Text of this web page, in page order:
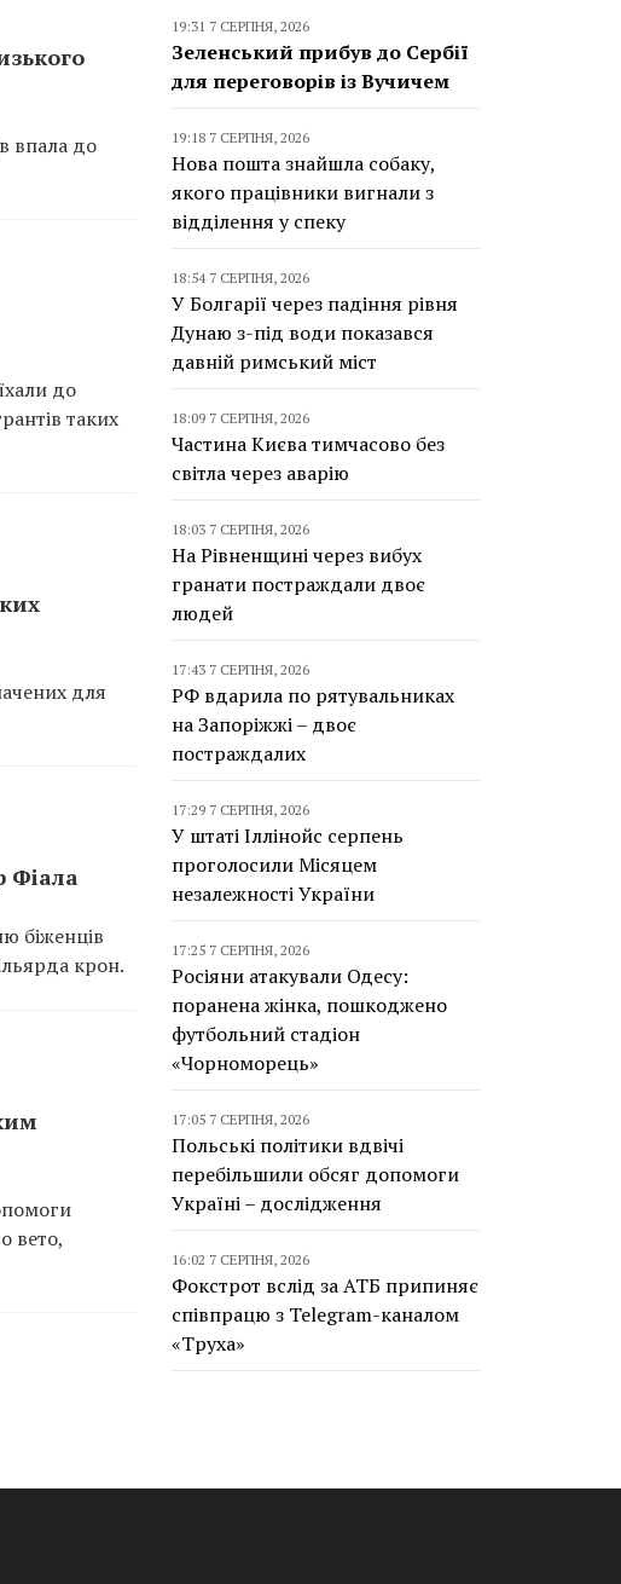
впала до
до
таких
для
Фіала
біженців
крон.
вето,
19:31 7 СЕРПНЯ, 2026
Зеленський прибув до Сербії
для переговорів із Вучичем
19:18 7 СЕРПНЯ, 2026
Нова пошта знайшла собаку,
якого працівники вигнали з
відділення у спеку
18:54 7 СЕРПНЯ, 2026
У Болгарії через падіння рівня
Дунаю з-під води показався
давній римський міст
18:09 7 СЕРПНЯ, 2026
Частина Києва тимчасово без
світла через аварію
18:03 7 СЕРПНЯ, 2026
На Рівненщині через вибух
гранати постраждали двоє
людей
17:43 7 СЕРПНЯ, 2026
РФ вдарила по рятувальниках
на Запоріжжі – двоє
постраждалих
17:29 7 СЕРПНЯ, 2026
У штаті Іллінойс серпень
проголосили Місяцем
незалежності України
17:25 7 СЕРПНЯ, 2026
Росіяни атакували Одесу:
поранена жінка, пошкоджено
футбольний стадіон
«Чорноморець»
17:05 7 СЕРПНЯ, 2026
Польські політики вдвічі
перебільшили обсяг допомоги
Україні – дослідження
16:02 7 СЕРПНЯ, 2026
Фокстрот вслід за АТБ припиняє
співпрацю з Telegram-каналом
«Труха»